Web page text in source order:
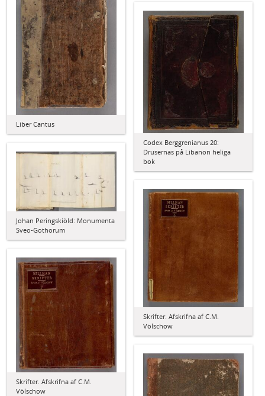
Liber Cantus
Codex Berggrenianus 20:
Drusernas på Libanon heliga
bok
Johan Peringskiöld: Monumenta
Sveo-Gothorum
Skrifter. Afskrifna af C.M.
Völschow
Skrifter. Afskrifna af C.M.
Völschow